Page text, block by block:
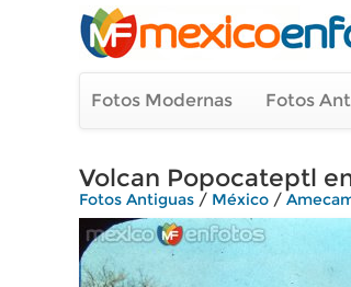
Fotos Modernas Fotos
Volcan Popocateptl
Fotos Antiguas / México /